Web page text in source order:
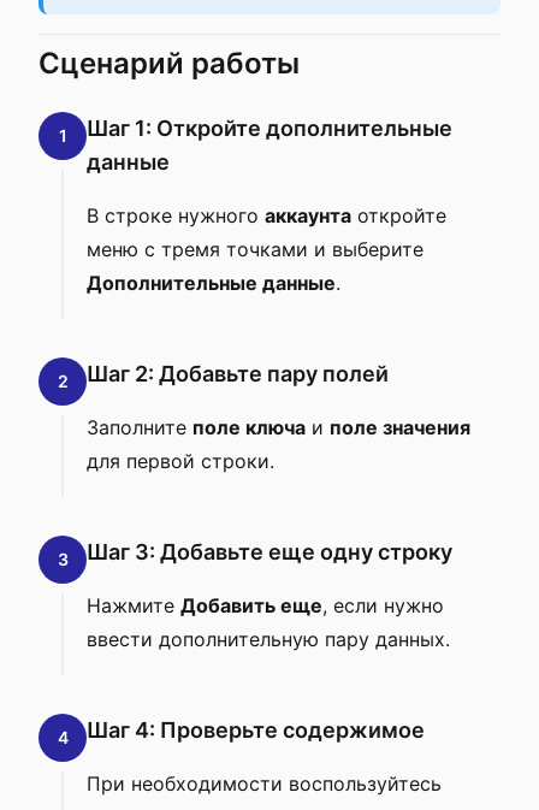
Сценарий работы
1
Шаг 1: Откройте дополнительные
данные
В строке нужного аккаунта откройте
меню с тремя точками и выберите
Дополнительные данные.
2 Шаг 2: Добавьте пару полей
Заполните поле ключа и поле значения
для первой строки.
3 Шаг 3: Добавьте еще одну строку
Нажмите Добавить еще, если нужно
ввести дополнительную пару данных.
4 Шаг 4: Проверьте содержимое
При необходимости воспользуйтесь